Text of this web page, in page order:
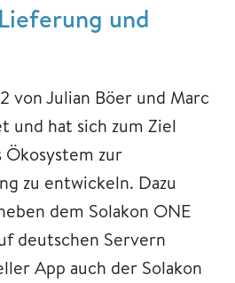
und
von Julian Böer und Marc
und hat sich zum Ziel
zur
zu entwickeln. Dazu
dem Solakon ONE
deutschen Servern
App auch der Solakon